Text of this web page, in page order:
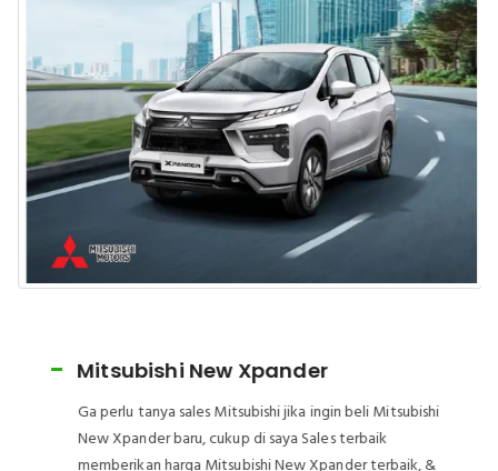
Mitsubishi New Xpander
Ga perlu tanya sales Mitsubishi jika ingin beli Mitsubishi
New Xpander baru, cukup di saya Sales terbaik